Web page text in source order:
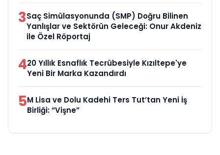
3Saç Simülasyonunda (SMP) Doğru Bilinen
Yanlışlar ve Sektörün Geleceği: Onur Akdeniz
ile Özel Röportaj
420 Yıllık Esnaflık Tecrübesiyle Kızıltepe'ye
Yeni Bir Marka Kazandırdı
5M Lisa ve Dolu Kadehi Ters Tut’tan Yeni İş
Birliği: “Vişne”